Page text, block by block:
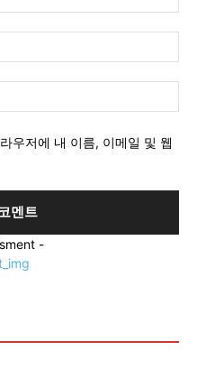
름
:*
메
일
사
우저에 내 이름, 이메일 및 웹
-